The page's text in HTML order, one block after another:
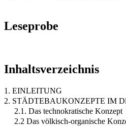
Leseprobe
Inhaltsverzeichnis
1. EINLEITUNG
2. STÄDTEBAUKONZEPTE IM
2.1. Das technokratische Konzept
2.2 Das völkisch-organische